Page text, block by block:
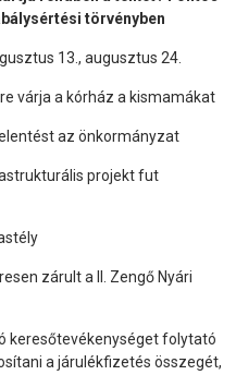
törvényben
13., augusztus 24.
várja a kórház a kismamákat
az önkormányzat
projekt fut
zárult a II. Zengő Nyári
keresőtevékenységet folytató
a járulékfizetés összegét,